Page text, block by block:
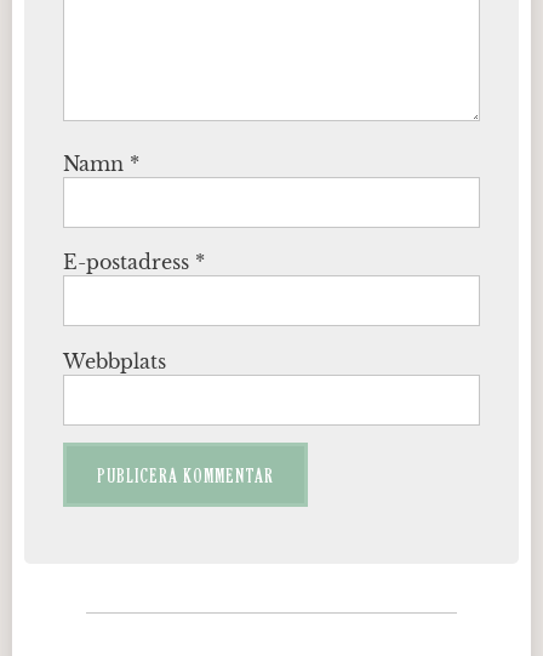
Namn *
E-postadress *
Webbplats